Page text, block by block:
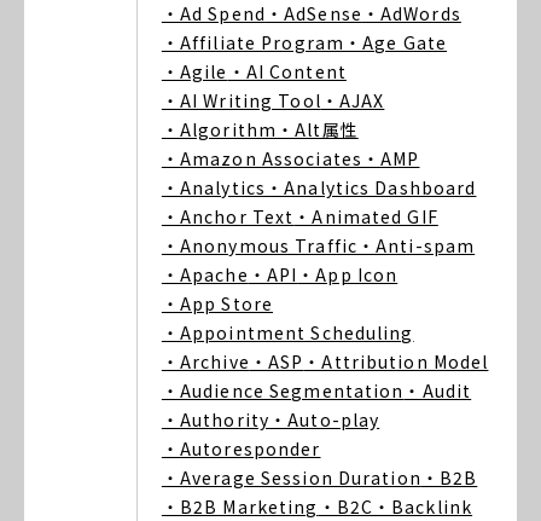
・Ad Spend ・AdSense ・AdWords
・Affiliate Program ・Age Gate
・Agile ・AI Content
・AI Writing Tool ・AJAX
・Algorithm ・Alt属性
・Amazon Associates ・AMP
・Analytics ・Analytics Dashboard
・Anchor Text ・Animated GIF
・Anonymous Traffic ・Anti-spam
・Apache ・API ・App Icon
・App Store
・Appointment Scheduling
・Archive ・ASP ・Attribution Model
・Audience Segmentation ・Audit
・Authority ・Auto-play
・Autoresponder
・Average Session Duration ・B2B
・B2B Marketing ・B2C ・Backlink